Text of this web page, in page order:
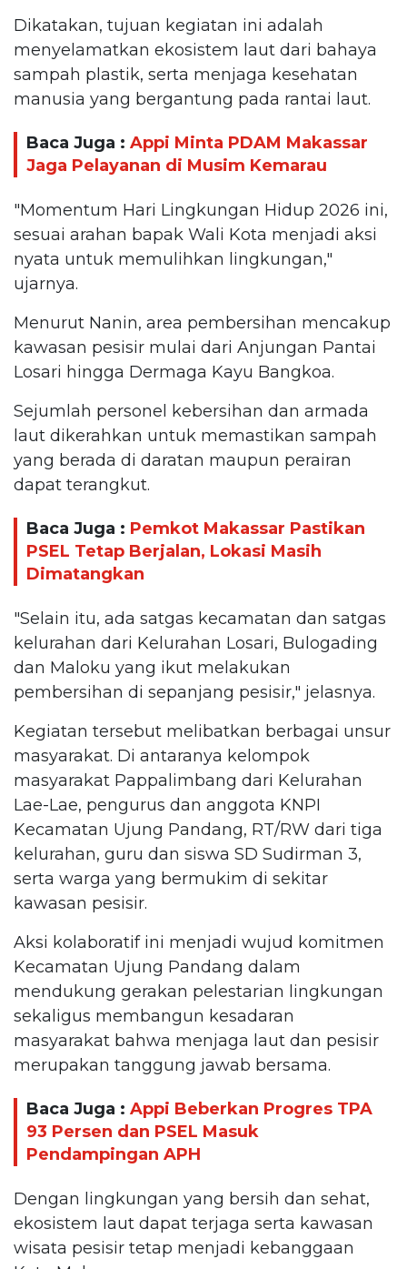
Dikatakan, tujuan kegiatan ini adalah
menyelamatkan ekosistem laut dari bahaya
sampah plastik, serta menjaga kesehatan
manusia yang bergantung pada rantai laut.
Baca Juga : Appi Minta PDAM Makassar
Jaga Pelayanan di Musim Kemarau
"Momentum Hari Lingkungan Hidup 2026 ini,
sesuai arahan bapak Wali Kota menjadi aksi
nyata untuk memulihkan lingkungan,"
ujarnya.
Menurut Nanin, area pembersihan mencakup
kawasan pesisir mulai dari Anjungan Pantai
Losari hingga Dermaga Kayu Bangkoa.
Sejumlah personel kebersihan dan armada
laut dikerahkan untuk memastikan sampah
yang berada di daratan maupun perairan
dapat terangkut.
Baca Juga : Pemkot Makassar Pastikan
PSEL Tetap Berjalan, Lokasi Masih
Dimatangkan
"Selain itu, ada satgas kecamatan dan satgas
kelurahan dari Kelurahan Losari, Bulogading
dan Maloku yang ikut melakukan
pembersihan di sepanjang pesisir," jelasnya.
Kegiatan tersebut melibatkan berbagai unsur
masyarakat. Di antaranya kelompok
masyarakat Pappalimbang dari Kelurahan
Lae-Lae, pengurus dan anggota KNPI
Kecamatan Ujung Pandang, RT/RW dari tiga
kelurahan, guru dan siswa SD Sudirman 3,
serta warga yang bermukim di sekitar
kawasan pesisir.
Aksi kolaboratif ini menjadi wujud komitmen
Kecamatan Ujung Pandang dalam
mendukung gerakan pelestarian lingkungan
sekaligus membangun kesadaran
masyarakat bahwa menjaga laut dan pesisir
merupakan tanggung jawab bersama.
Baca Juga : Appi Beberkan Progres TPA
93 Persen dan PSEL Masuk
Pendampingan APH
Dengan lingkungan yang bersih dan sehat,
ekosistem laut dapat terjaga serta kawasan
wisata pesisir tetap menjadi kebanggaan